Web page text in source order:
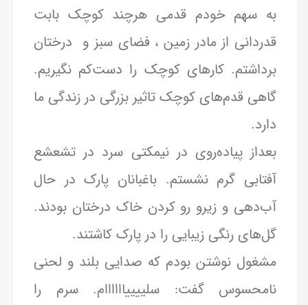
به سهم خودم قدمی هرچند کوچک بابت
قدردانی از مادر زمین ، فضای سبز و درختان
برداشتم. کارهای کوچک را دست‌کم نگیریم.
گاهی قدم‌های کوچک تاثیر بزرگی در زندگی ما
دارد.
بعداز پیاده‌روی در نیمکتی سرد در تشعشع
آفتابی گرم نشستم. باغبانان پارک در حال
آب‌دهی و زیرو رو کردن خاک درختان بودند.
گل‌های رنگی زیبایی را در پارک کاشتند.
مشغول نوشتن بودم که صدایی بلند و لحنی
نامحسوس گفت: سلییییاااااام. سرم را